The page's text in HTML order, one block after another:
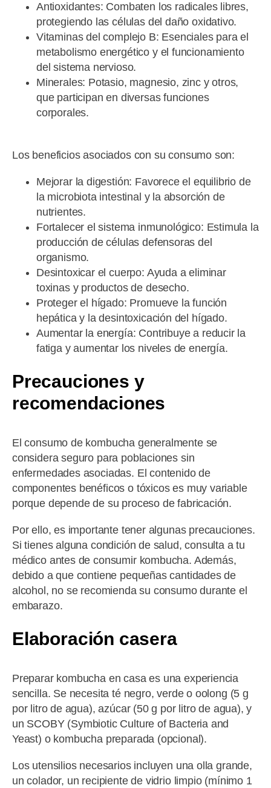
Antioxidantes: Combaten los radicales libres,
protegiendo las células del daño oxidativo.
Vitaminas del complejo B: Esenciales para el
metabolismo energético y el funcionamiento
del sistema nervioso.
Minerales: Potasio, magnesio, zinc y otros,
que participan en diversas funciones
corporales.
Los beneficios asociados con su consumo son:
Mejorar la digestión: Favorece el equilibrio de
la microbiota intestinal y la absorción de
nutrientes.
Fortalecer el sistema inmunológico: Estimula la
producción de células defensoras del
organismo.
Desintoxicar el cuerpo: Ayuda a eliminar
toxinas y productos de desecho.
Proteger el hígado: Promueve la función
hepática y la desintoxicación del hígado.
Aumentar la energía: Contribuye a reducir la
fatiga y aumentar los niveles de energía.
Precauciones y
recomendaciones
El consumo de kombucha generalmente se
considera seguro para poblaciones sin
enfermedades asociadas. El contenido de
componentes benéficos o tóxicos es muy variable
porque depende de su proceso de fabricación.
Por ello, es importante tener algunas precauciones.
Si tienes alguna condición de salud, consulta a tu
médico antes de consumir kombucha. Además,
debido a que contiene pequeñas cantidades de
alcohol, no se recomienda su consumo durante el
embarazo.
Elaboración casera
Preparar kombucha en casa es una experiencia
sencilla. Se necesita té negro, verde o oolong (5 g
por litro de agua), azúcar (50 g por litro de agua), y
un SCOBY (Symbiotic Culture of Bacteria and
Yeast) o kombucha preparada (opcional).
Los utensilios necesarios incluyen una olla grande,
un colador, un recipiente de vidrio limpio (mínimo 1